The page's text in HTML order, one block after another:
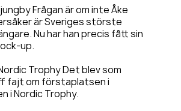
Frågan är om inte Åke
är Sveriges störste
Nu har han precis fått sin
up.
Trophy Det blev som
fajt om förstaplatsen i
i Nordic Trophy.